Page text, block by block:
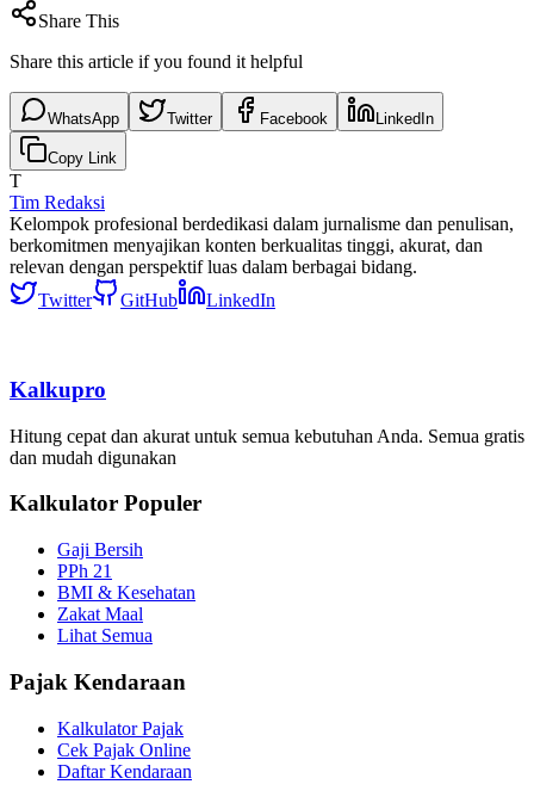
Share This
Share this article if you found it helpful
WhatsApp Twitter Facebook LinkedIn
Copy Link
T
Tim Redaksi
Kelompok profesional berdedikasi dalam jurnalisme dan penulisan,
berkomitmen menyajikan konten berkualitas tinggi, akurat, dan
relevan dengan perspektif luas dalam berbagai bidang.
Twitter
GitHub LinkedIn
Kalkupro
Hitung cepat dan akurat untuk semua kebutuhan Anda. Semua gratis
dan mudah digunakan
Kalkulator Populer
Gaji Bersih
PPh 21
BMI & Kesehatan
Zakat Maal
Lihat Semua
Pajak Kendaraan
Kalkulator Pajak
Cek Pajak Online
Daftar Kendaraan